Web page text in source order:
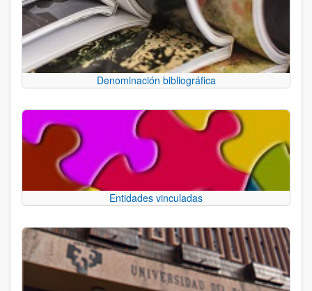
Denominación bibliográfica
Entidades vinculadas